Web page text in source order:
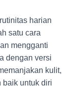
harian
satu cara
mengganti
dengan versi
kulit,
baik untuk diri